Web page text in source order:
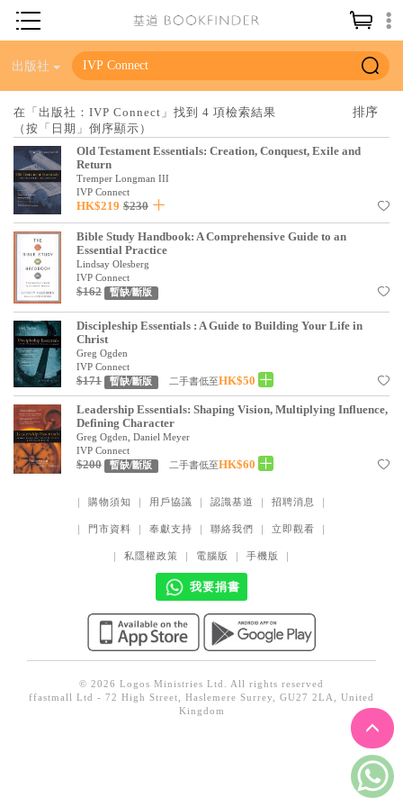
神學／教義
聖經
信仰入門
教會歷史
靈修／禱告
信徒生活
教會事工
分齡牧養
社會／倫理
哲學／宗教比較
見證／傳記
文藝／勵志
其他
得獎作品推介
暢銷榜
中文二手書
出版社
在「出版社：IVP Connect」找到 4 項檢索結果
（按「日期」倒序顯示）
Old Testament Essentials: Creation, Conquest, Exile and
Return
Tremper Longman III
IVP Connect
HK$219 $230
Bible Study Handbook: A Comprehensive Guide to an
Essential Practice
Lindsay Olesberg
IVP Connect
$162 暫缺/斷版
Discipleship Essentials : A Guide to Building Your Life in
Christ
Greg Ogden
IVP Connect
$171 暫缺/斷版 二手書低至HK$50
Leadership Essentials: Shaping Vision, Multiplying Influence,
Defining Character
Greg Ogden, Daniel Meyer
IVP Connect
$200 暫缺/斷版 二手書低至HK$60
購物須知 用戶協議 認識基道 招聘消息
門市資料 奉獻支持 聯絡我們 立即觀看
私隱權政策 電腦版 手機版
我要捐書
© 2026 Logos Ministries Ltd. All rights reserved
ffastmall Ltd - 72 High Street, Haslemere Surrey, GU27 2LA, United
Kingdom